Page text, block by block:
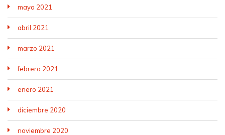
mayo 2021
abril 2021
marzo 2021
febrero 2021
enero 2021
diciembre 2020
noviembre 2020